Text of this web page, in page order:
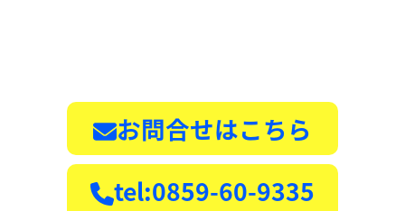
お問合せはこちら
tel:0859-60-9335